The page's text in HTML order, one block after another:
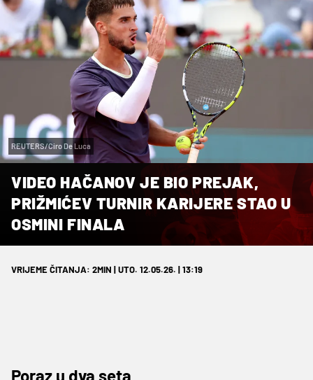
REUTERS/Ciro De Luca
VIDEO HAČANOV JE BIO PREJAK,
PRIŽMIĆEV TURNIR KARIJERE STAO U
OSMINI FINALA
VRIJEME ČITANJA: 2MIN | UTO. 12.05.26. | 13:19
Poraz u dva seta